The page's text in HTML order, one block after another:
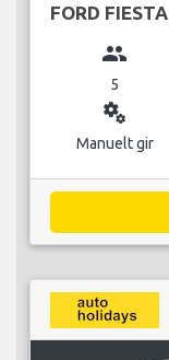
FORD FIESTA
group
5
miscellaneous_services
Manuelt gir